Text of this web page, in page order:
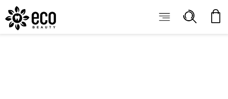
ECOBEAUTY